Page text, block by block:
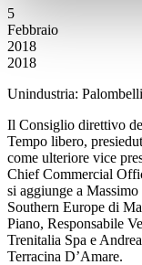
5
Febbraio
2018
2018
Unindustria:
Il Consiglio direttivo
Tempo libero,
come ulteriore vice
Chief Commercial
si aggiunge a
Southern Europe di
Piano, Responsabile
Trenitalia Spa e
Terracina D’Amare.